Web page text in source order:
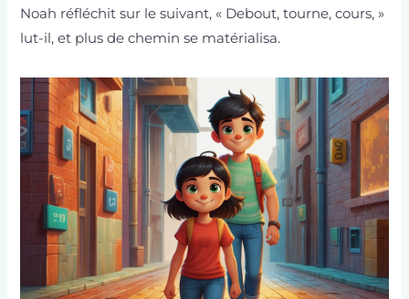
Noah réfléchit sur le suivant, « Debout, tourne, cours, »
lut-il, et plus de chemin se matérialisa.